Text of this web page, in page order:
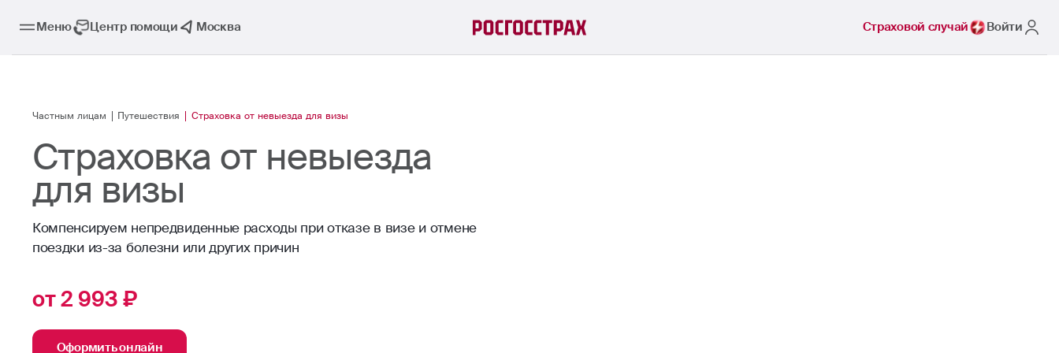
Меню Центр помощи Москва Страховой случай Войти
Частным лицам Путешествия Страховка от невыезда для визы
Страховка от невыезда
для визы
Компенсируем непредвиденные расходы при отказе в визе и отмене
поездки из-за болезни или других причин
от 2 993 ₽
Оформить онлайн